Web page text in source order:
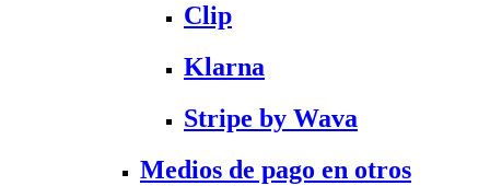
Clip
Klarna
Stripe by Wava
Medios de pago en otros